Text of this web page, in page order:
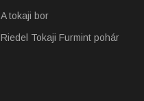
A tokaji bor
Riedel Tokaji Furmint pohár